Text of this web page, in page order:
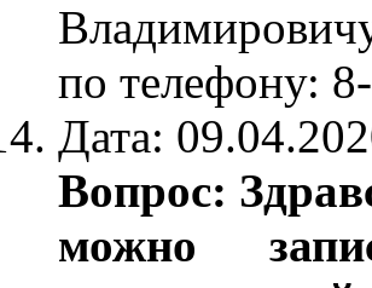
по телефону:
Дата:
Вопрос:
можно